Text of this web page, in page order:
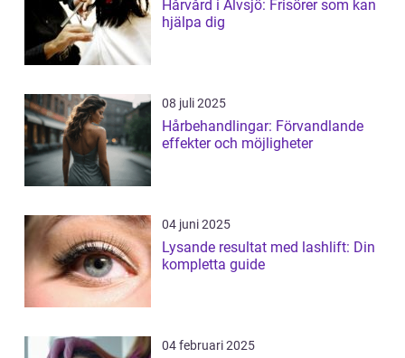
Hårvård i Älvsjö: Frisörer som kan
hjälpa dig
08 juli 2025
Hårbehandlingar: Förvandlande
effekter och möjligheter
04 juni 2025
Lysande resultat med lashlift: Din
kompletta guide
04 februari 2025